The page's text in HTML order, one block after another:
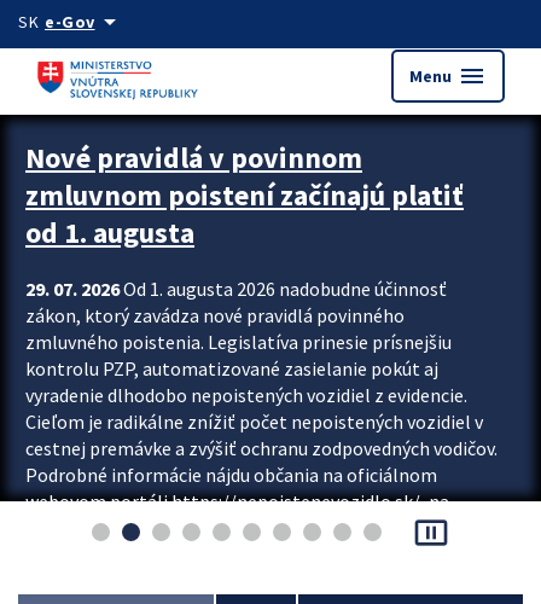
Preskocit na hlavný obsah
SK e-Govarrow_drop_down
Menu menu
Zastavit automatický posun upútavok
Nové pravidlá v povinnom
zmluvnom poistení začínajú platiť
od 1. augusta
29. 07. 2026Od 1. augusta 2026 nadobudne účinnosť
zákon, ktorý zavádza nové pravidlá povinného
zmluvného poistenia. Legislatíva prinesie prísnejšiu
kontrolu PZP, automatizované zasielanie pokút aj
vyradenie dlhodobo nepoistených vozidiel z evidencie.
Cieľom je radikálne znížiť počet nepoistených vozidiel v
cestnej premávke a zvýšiť ochranu zodpovedných vodičov.
Podrobné informácie nájdu občania na oficiálnom
webovom portáli https://nepoistenevozidlo.sk/, na
ktorom od augusta pribudne aj možnosť overiť si...
pause_presentation